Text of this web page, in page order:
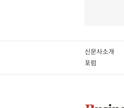
신문사소개
포럼